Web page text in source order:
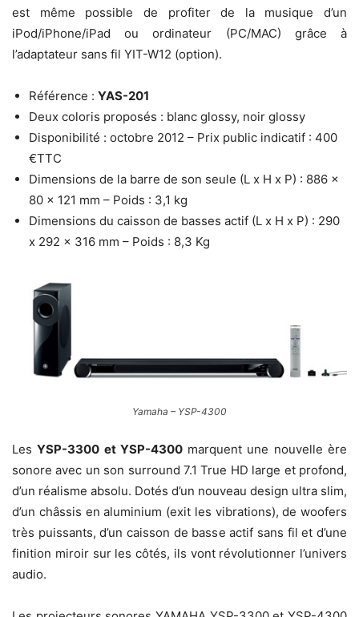
est même possible de profiter de la musique d’un
iPod/iPhone/iPad ou ordinateur (PC/MAC) grâce à
l’adaptateur sans fil YIT-W12 (option).
Référence : YAS-201
Deux coloris proposés : blanc glossy, noir glossy
Disponibilité : octobre 2012 – Prix public indicatif : 400
€TTC
Dimensions de la barre de son seule (L x H x P) : 886 x
80 x 121 mm – Poids : 3,1 kg
Dimensions du caisson de basses actif (L x H x P) : 290
x 292 x 316 mm – Poids : 8,3 Kg
Yamaha – YSP-4300
LesYSP-3300 et YSP-4300marquent une nouvelle ère
sonore avec un son surround 7.1 True HD large et profond,
d’un réalisme absolu. Dotés d’un nouveau design ultra slim,
d’un châssis en aluminium (exit les vibrations), de woofers
très puissants, d’un caisson de basse actif sans fil et d’une
finition miroir sur les côtés, ils vont révolutionner l’univers
audio.